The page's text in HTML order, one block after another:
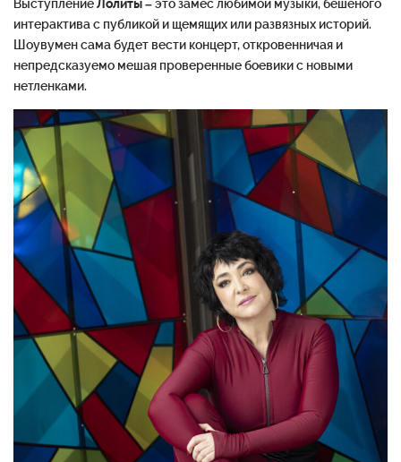
ВыступлениеЛолиты– это замес любимой музыки, бешеного
интерактива с публикой и щемящих или развязных историй.
Шоувумен сама будет вести концерт, откровенничая и
непредсказуемо мешая проверенные боевики с новыми
нетленками.